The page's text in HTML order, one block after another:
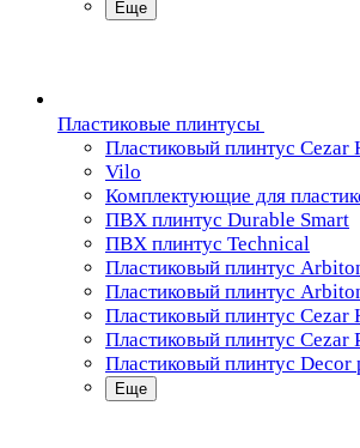
Еще
Пластиковые плинтусы
Пластиковый плинтус Cezar
Vilo
Комплектующие для
ПВХ плинтус Durable Smart
ПВХ плинтус Technical
Пластиковый плинтус
Пластиковый плинтус
Пластиковый плинтус Cezar
Пластиковый плинтус Cezar
Пластиковый плинтус Decor
Еще